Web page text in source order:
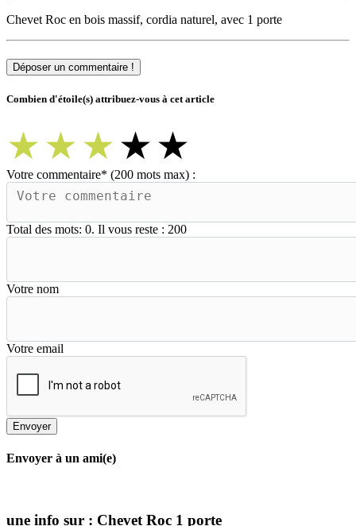
Chevet Roc en bois massif, cordia naturel, avec 1 porte
Déposer un commentaire !
Combien d'étoile(s) attribuez-vous à cet article
★★★★★
Votre commentaire* (200 mots max) :
Total des mots: 0. Il vous reste : 200
Votre nom
Votre email
Envoyer
Envoyer à un ami(e)
une info sur : Chevet Roc 1 porte